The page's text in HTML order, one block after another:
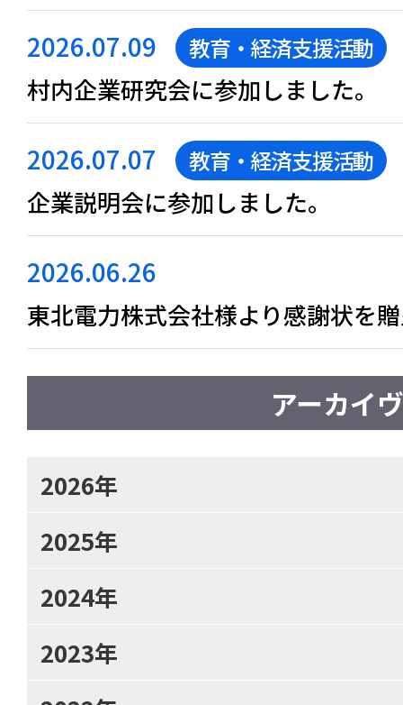
2026.07.09 教育・経済支援活動
村内企業研究会に参加しました。
2026.07.07 教育・経済支援活動
企業説明会に参加しました。
2026.06.26
東北電力株式会社様より感謝状を
アーカイヴ
2026年
2025年
2024年
2023年